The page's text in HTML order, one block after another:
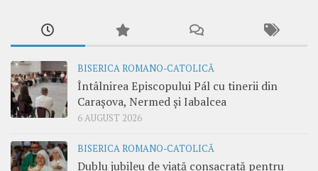
BISERICA ROMANO-CATOLICĂ
Întâlnirea Episcopului Pál cu tinerii din
Carașova, Nermed și Iabalcea
6 AUGUST 2026
BISERICA ROMANO-CATOLICĂ
Dublu jubileu de viață consacrată pentru